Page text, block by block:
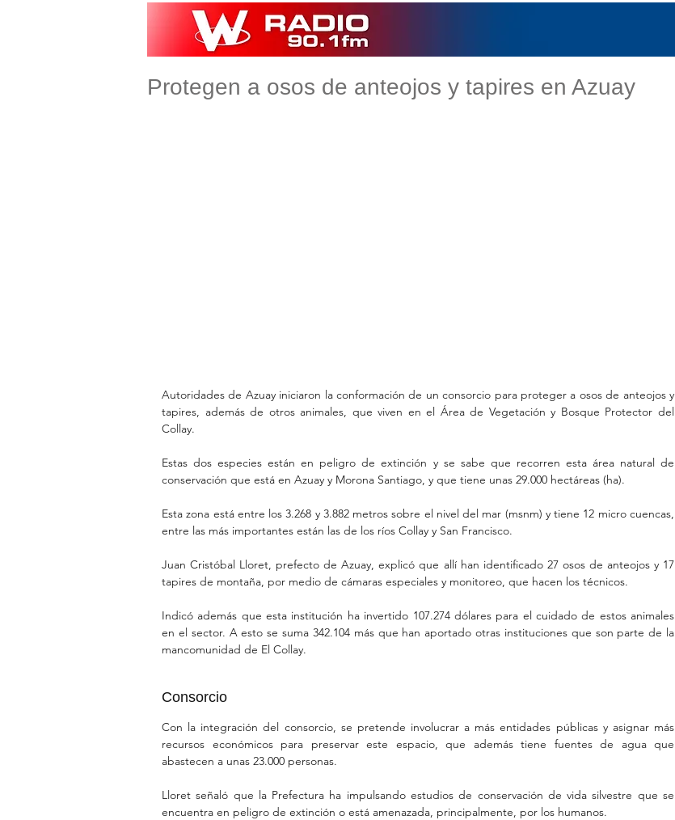
Protegen a osos de anteojos y tapires en Azuay
Autoridades de Azuay iniciaron la conformación de un consorcio para proteger a osos de anteojos y
tapires, además de otros animales, que viven en el Área de Vegetación y Bosque Protector del
Collay.
Estas dos especies están en peligro de extinción y se sabe que recorren esta área natural de
conservación que está en Azuay y Morona Santiago, y que tiene unas 29.000 hectáreas (ha).
Esta zona está entre los 3.268 y 3.882 metros sobre el nivel del mar (msnm) y tiene 12 micro cuencas,
entre las más importantes están las de los ríos Collay y San Francisco.
Juan Cristóbal Lloret, prefecto de Azuay, explicó que allí han identificado 27 osos de anteojos y 17
tapires de montaña, por medio de cámaras especiales y monitoreo, que hacen los técnicos.
Indicó además que esta institución ha invertido 107.274 dólares para el cuidado de estos animales
en el sector. A esto se suma 342.104 más que han aportado otras instituciones que son parte de la
mancomunidad de El Collay.
Consorcio
Con la integración del consorcio, se pretende involucrar a más entidades públicas y asignar más
recursos económicos para preservar este espacio, que además tiene fuentes de agua que
abastecen a unas 23.000 personas.
Lloret señaló que la Prefectura ha impulsando estudios de conservación de vida silvestre que se
encuentra en peligro de extinción o está amenazada, principalmente, por los humanos.